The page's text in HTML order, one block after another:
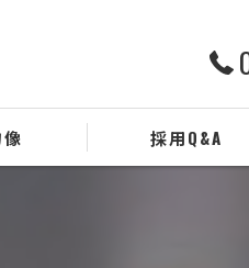
採用Q&A